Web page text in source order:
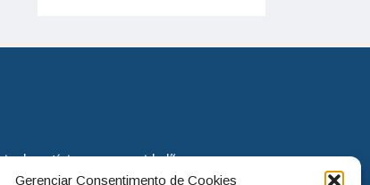
Gerenciar Consentimento de Cookies
de notícias para os cidadãos
continua assumindo o papel